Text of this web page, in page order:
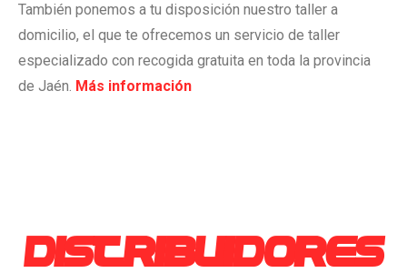
También ponemos a tu disposición nuestro taller a
domicilio, el que te ofrecemos un servicio de taller
especializado con recogida gratuita en toda la provincia
de Jaén. Más información
DISTRIBUIDORES